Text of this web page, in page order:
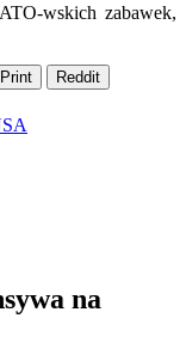
wskich zabawek,
Print
Reddit
na